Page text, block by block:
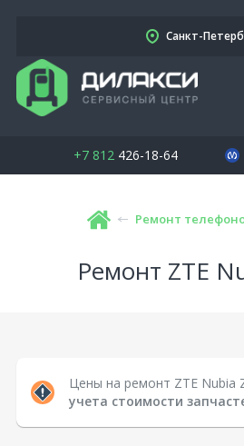
Санкт-
+7 812426-18-64
Ремонт
Ремонт ZTE
Цены на ремонт ZTE Nubia
учета стоимости